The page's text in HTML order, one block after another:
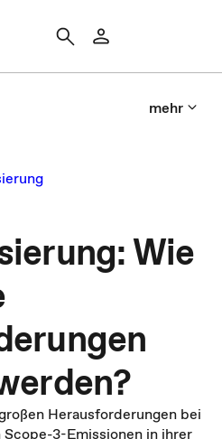
mehr
Wie
Herausforderungen bei
3-Emissionen in ihrer